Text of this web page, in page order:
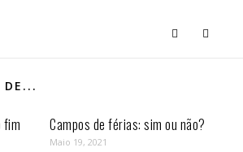
DE...
fim
Campos de férias: sim ou não?
Maio 19, 2021